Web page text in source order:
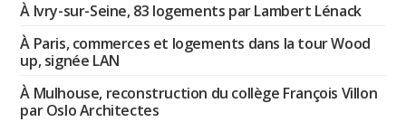
À Ivry-sur-Seine, 83 logements par Lambert Lénack
À Paris, commerces et logements dans la tour Wood
up, signée LAN
À Mulhouse, reconstruction du collège François Villon
par Oslo Architectes